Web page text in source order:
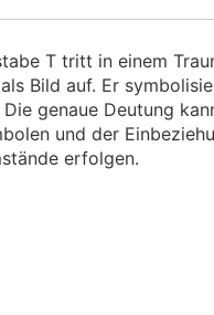
T tritt in einem
Bild auf. Er
Die genaue Deutung
und der
erfolgen.